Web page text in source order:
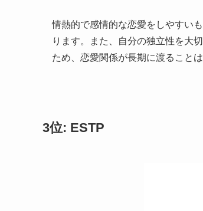
情熱的で感情的な恋愛をしやすい
ります。また、自分の独立性を大
ため、恋愛関係が長期に渡ること
3位: ESTP